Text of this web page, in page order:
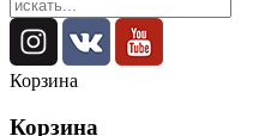
Корзина
Корзина